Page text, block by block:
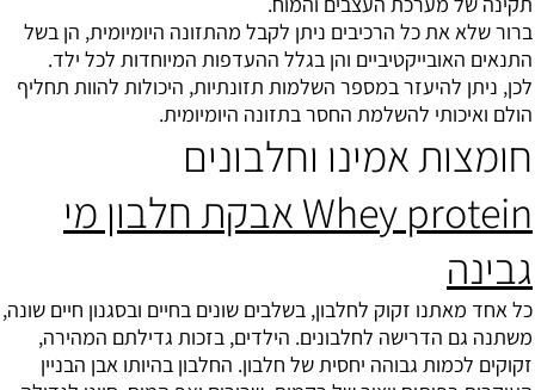
ברור שלא את כל הרכיבים ניתן לקבל מהתזונה היומיומית, הן בשל
התנאים האובייקטיביים והן בגלל ההעדפות המיוחדות לכל ילד.
לכן, ניתן להיעזר במספר השלמות תזונתיות, היכולות להוות תחליף
הולם ואיכותי להשלמת החסר בתזונה היומיומית.
חומצות אמינו וחלבונים
Whey protein אבקת חלבון מי
גבינה
כל אחד מאתנו זקוק לחלבון, בשלבים שונים בחיים ובסגנון חיים שונה,
משתנה גם הדרישה לחלבונים. הילדים, בזכות גדילתם המהירה,
זקוקים לכמות גבוהה יחסית של חלבון. החלבון בהיותו אבן הבניין